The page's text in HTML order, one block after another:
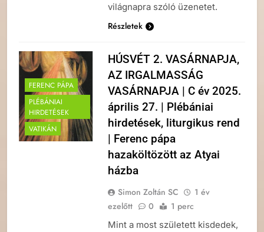
világnapra szóló üzenetet.
Részletek
FERENC PÁPA
PLÉBÁNIAI
HIRDETÉSEK
VATIKÁN
HÚSVÉT 2. VASÁRNAPJA,
AZ IRGALMASSÁG
VASÁRNAPJA | C év 2025.
április 27. | Plébániai
hirdetések, liturgikus rend
| Ferenc pápa
hazaköltözött az Atyai
házba
Simon Zoltán SC
1 év
ezelőtt
0 1 perc
Mint a most született kisdedek,